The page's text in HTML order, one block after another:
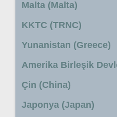
Malta (Malta)
KKTC (TRNC)
Yunanistan (Greece)
Amerika Birleşik
Çin (China)
Japonya (Japan)